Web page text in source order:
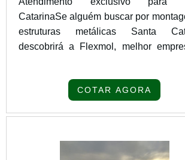
CatarinaSe alguém buscar por
estruturas metálicas Santa
descobrirá a Flexmol, melhor
deve escolher uma organização
metálicas Santa Catarina, na RF
COTAR AGORA